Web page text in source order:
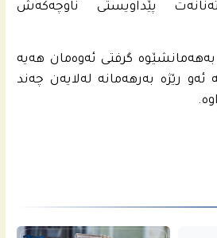
پێداویستى ناوچه‌كه‌ش
گرفتى ئه‌وه‌مان هه‌یه‌
رێژه‌ به‌رهه‌مانه‌ له‌لایه‌ن چه‌ند